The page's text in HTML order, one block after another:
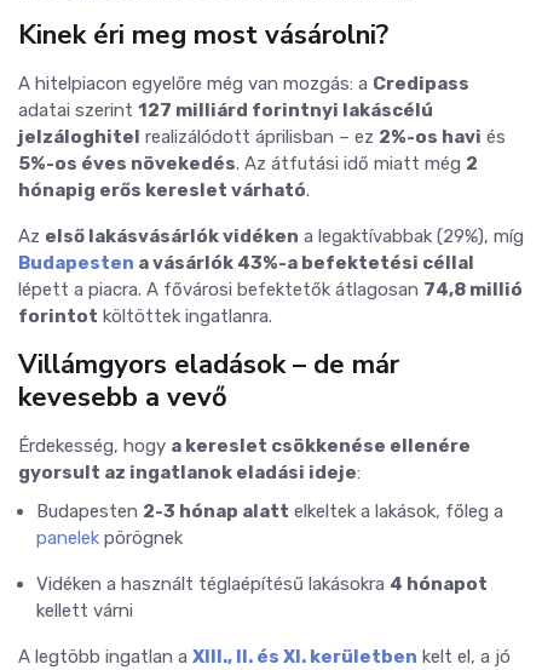
Kinek éri meg most vásárolni?
A hitelpiacon egyelőre még van mozgás: a Credipass
adatai szerint 127 milliárd forintnyi lakáscélú
jelzáloghitel realizálódott áprilisban – ez 2%-os havi és
5%-os éves növekedés. Az átfutási idő miatt még 2
hónapig erős kereslet várható.
Az első lakásvásárlók vidéken a legaktívabbak (29%), míg
Budapesten a vásárlók 43%-a befektetési céllal
lépett a piacra. A fővárosi befektetők átlagosan 74,8 millió
forintot költöttek ingatlanra.
Villámgyors eladások – de már
kevesebb a vevő
Érdekesség, hogy a kereslet csökkenése ellenére
gyorsult az ingatlanok eladási ideje:
Budapesten 2-3 hónap alatt elkeltek a lakások, főleg a
panelek pörögnek
Vidéken a használt téglaépítésű lakásokra 4 hónapot
kellett várni
A legtöbb ingatlan a XIII., II. és XI. kerületben kelt el, a jó